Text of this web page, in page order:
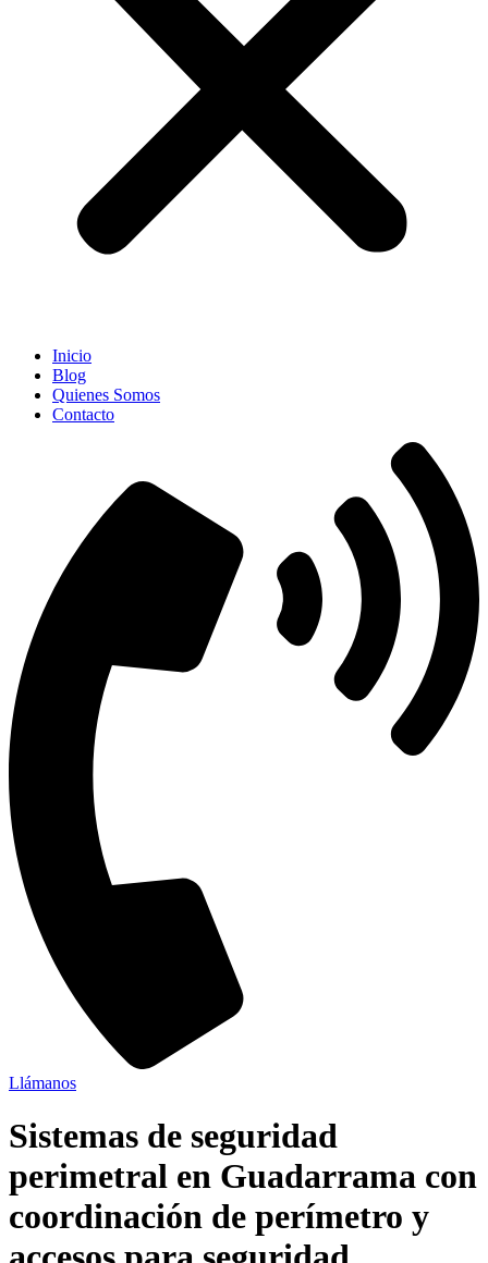
Inicio
Blog
Quienes Somos
Contacto
Llámanos
Sistemas de seguridad
perimetral en Guadarrama con
coordinación de perímetro y